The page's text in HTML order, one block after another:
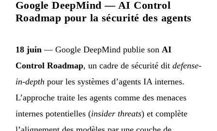
Google DeepMind — AI Control
Roadmap pour la sécurité des agents
18 juin — Google DeepMind publie son AI
Control Roadmap, un cadre de sécurité dit defense-
in-depth pour les systèmes d’agents IA internes.
L’approche traite les agents comme des menaces
internes potentielles (insider threats) et complète